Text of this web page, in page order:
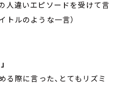
人違いエピソードを受けて言
トルのような一言）
る際に言った、とてもリズミ